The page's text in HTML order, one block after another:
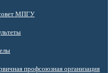
МПГУ
профсоюзная организация